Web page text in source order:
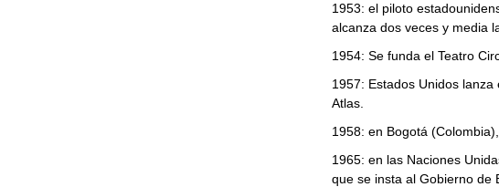
1953: el piloto
alcanza dos veces y media
1954: Se funda el Teatro
1957: Estados Unidos
Atlas.
1958: en Bogotá
1965: en las Naciones
que se insta al Gobierno de